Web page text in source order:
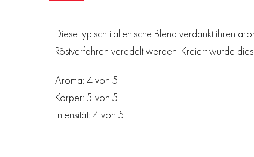
Diese typisch italienische Blend verdankt ihren
Röstverfahren veredelt werden. Kreiert wurde
Aroma: 4 von 5
Körper: 5 von 5
Intensität: 4 von 5